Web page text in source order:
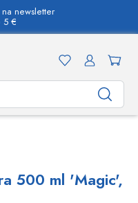
newsletter
5 €
500 ml 'Magic',